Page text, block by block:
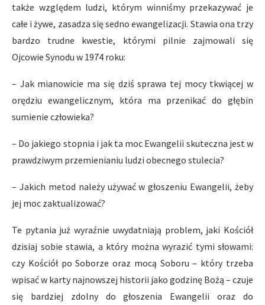
także względem ludzi, którym winniśmy przekazywać je
całe i żywe, zasadza się sedno ewangelizacji. Stawia ona trzy
bardzo trudne kwestie, którymi pilnie zajmowali się
Ojcowie Synodu w 1974 roku:
– Jak mianowicie ma się dziś sprawa tej mocy tkwiącej w
orędziu ewangelicznym, która ma przenikać do głębin
sumienie człowieka?
– Do jakiego stopnia i jak ta moc Ewangelii skuteczna jest w
prawdziwym przemienianiu ludzi obecnego stulecia?
– Jakich metod należy używać w głoszeniu Ewangelii, żeby
jej moc zaktualizować?
Te pytania już wyraźnie uwydatniają problem, jaki Kościół
dzisiaj sobie stawia, a który można wyrazić tymi słowami:
czy Kościół po Soborze oraz mocą Soboru – który trzeba
wpisać w karty najnowszej historii jako godzinę Bożą – czuje
się bardziej zdolny do głoszenia Ewangelii oraz do